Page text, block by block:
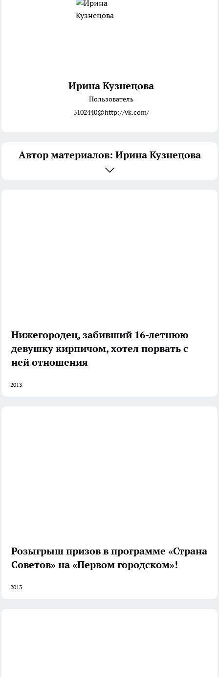
Ирина Кузнецова
Пользователь
3102440@http://vk.com/
Автор материалов: Ирина Кузнецова
Нижегородец, забивший 16-летнюю
девушку кирпичом, хотел порвать с
ней отношения
2013
Розыгрыш призов в программе «Страна
Советов» на «Первом городском»!
2013